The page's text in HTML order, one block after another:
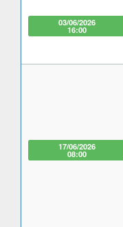
03/06/2026
16:00
17/06/2026
08:00